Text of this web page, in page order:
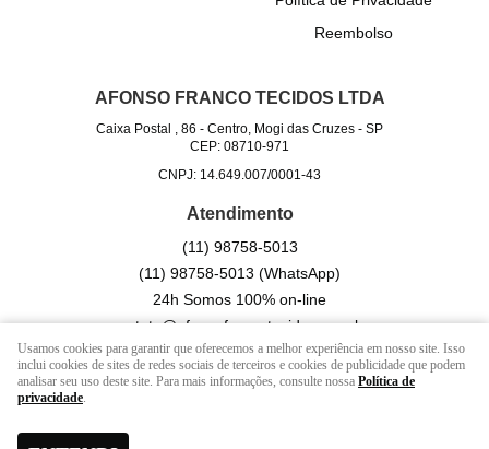
Reembolso
AFONSO FRANCO TECIDOS LTDA
Caixa Postal , 86 -Centro, Mogi das Cruzes -SP
CEP: 08710-971
CNPJ: 14.649.007/0001-43
Atendimento
(11) 98758-5013
(11) 98758-5013(WhatsApp)
24h Somos 100% on-line
contato@afonsofrancotecidos.com.br
LOJA VIRTUAL CRIADA POR
Usamos cookies para garantir que oferecemos a melhor experiência em nosso site. Isso
inclui cookies de sites de redes sociais de terceiros e cookies de publicidade que podem
analisar seu uso deste site. Para mais informações, consulte nossa Política de
privacidade.